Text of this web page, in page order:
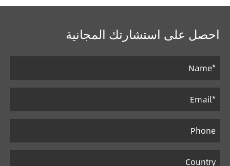
احصل على استشارتك المجانية